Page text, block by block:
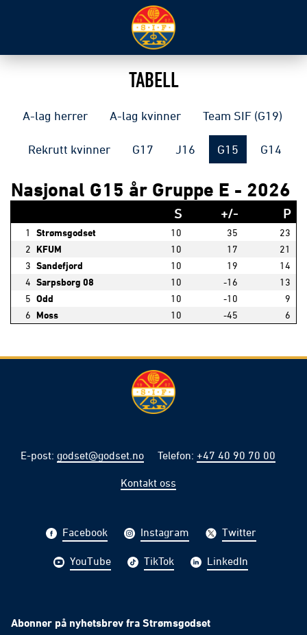
TABELL
A-lag herrer A-lag kvinner Team SIF (G19)
Rekrutt kvinner G17 J16 G15 G14
Nasjonal G15 år Gruppe E - 2026
S +/- P
1 Strømsgodset 10 35
23
2 KFUM 10 17
21
3 Sandefjord 10 19
14
4 Sarpsborg 08 10 -16
13
5 Odd 10 -10
9
6 Moss 10 -45 6
E-post: godset@godset.no Telefon: +47 40 90 70 00
Kontakt oss
Facebook Instagram Twitter
YouTube TikTok LinkedIn
Abonner på nyhetsbrev fra Strømsgodset